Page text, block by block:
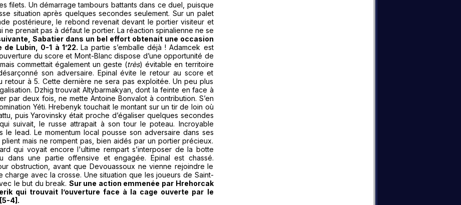
filets. Un démarrage tambours battants dans ce duel, puisque
situation après quelques secondes seulement. Sur un palet
postérieure, le rebond revenait devant le portier visiteur et
ne prenait pas à défaut le portier. La réaction spinalienne ne se
Sabatier dans un bel effort obtenait une occasion
Lubin, 0-1 à 1’22. La partie s’emballe déjà ! Adamcek est
du score et Mont-Blanc dispose d’une opportunité de
commettait également un geste (très) évitable en territoire
son adversaire. Epinal évite le retour au score et
retour à 5. Cette dernière ne sera pas exploitée. Un peu plus
Dzhig trouvait Altybarmakyan, dont la feinte en face à
par deux fois, ne mette Antoine Bonvalot à contribution. S’en
Yéti. Hrebenyk touchait le montant sur un tir de loin où
puis Yarovinsky était proche d’égaliser quelques secondes
suivait, le russe attrapait à son tour le poteau. Incroyable
le lead. Le momentum local pousse son adversaire dans ses
mais ne rompent pas, bien aidés par un portier précieux.
qui voyait encore l'ultime rempart s’interposer de la botte
dans une partie offensive et engagée. Epinal est chassé.
obstruction, avant que Devouassoux ne vienne rejoindre le
charge avec la crosse. Une situation que les joueurs de Saint-
le but du break. Sur une action emmenée par Hrehorcak
qui trouvait l’ouverture face à la cage ouverte par le
4].